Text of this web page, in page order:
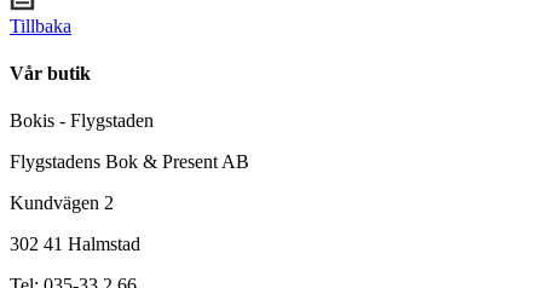
Tillbaka
Vår butik
Bokis - Flygstaden
Flygstadens Bok & Present AB
Kundvägen 2
302 41 Halmstad